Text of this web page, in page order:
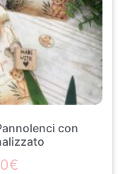
con
€